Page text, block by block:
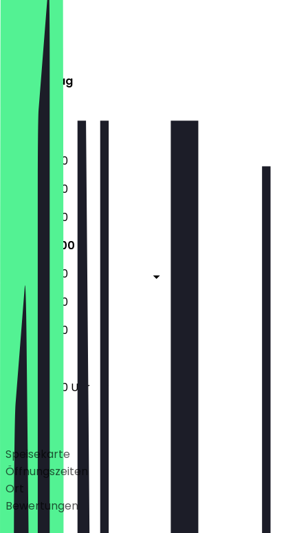
Montag
Dienstag
Mittwoch
Donnerstag
Freitag
Samstag
Sonntag
11:00 - 23:00
11:00 - 23:00
11:00 - 23:00
11:00 - 23:00
11:00 - 23:00
11:00 - 23:00
11:00 - 23:00
11:00 - 23:00 Uhr
Deals
Speisekarte
Öffnungszeiten
Ort
Bewertungen